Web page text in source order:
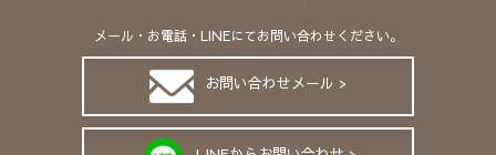
メール・お電話・LINEにてお問い合わせください。
お問い合わせメール >